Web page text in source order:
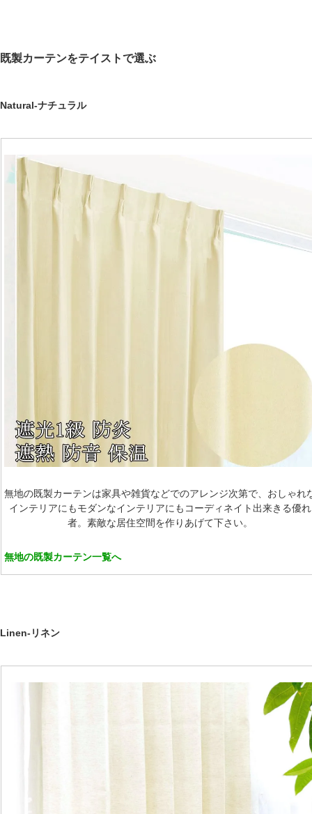
既製カーテンをテイストで選ぶ
Natural-ナチュラル
無地の既製カーテンは家具や雑貨などでのアレンジ次第で、おしゃれ
インテリアにもモダンなインテリアにもコーディネイト出来きる優れ
者。素敵な居住空間を作りあげて下さい。
無地の既製カーテン一覧へ
Linen-リネン